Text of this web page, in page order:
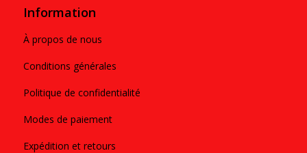
Information
À propos de nous
Conditions générales
Politique de confidentialité
Modes de paiement
Expédition et retours